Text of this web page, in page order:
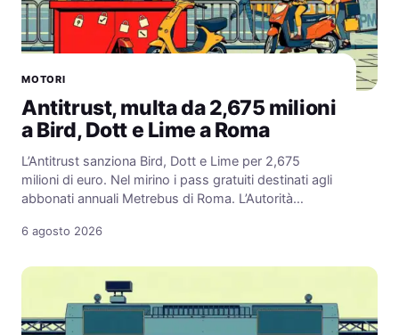
MOTORI
Antitrust, multa da 2,675 milioni
a Bird, Dott e Lime a Roma
L’Antitrust sanziona Bird, Dott e Lime per 2,675
milioni di euro. Nel mirino i pass gratuiti destinati agli
abbonati annuali Metrebus di Roma. L’Autorità…
6 agosto 2026